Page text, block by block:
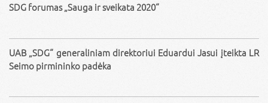
SDG forumas „Sauga ir sveikata 2020“
UAB „SDG“ generaliniam direktoriui Eduardui Jasui įteikta LR
Seimo pirmininko padėka